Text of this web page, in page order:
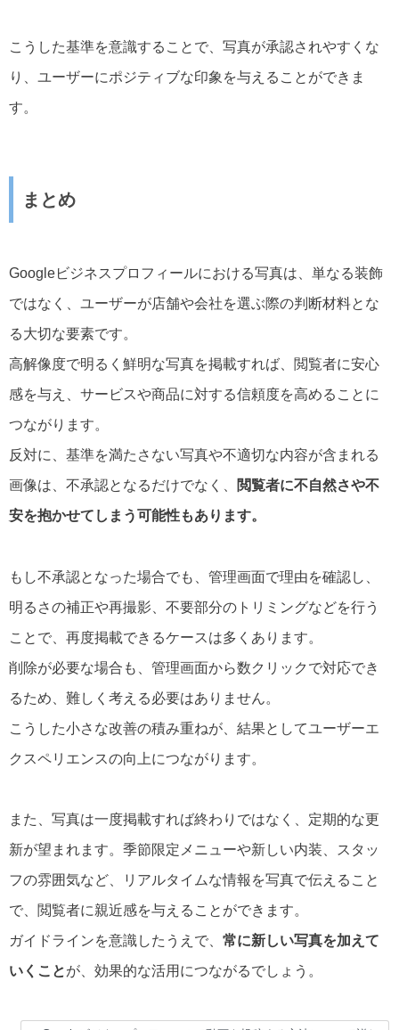
こうした基準を意識することで、写真が承認されやすくな
り、ユーザーにポジティブな印象を与えることができま
す。
まとめ
Googleビジネスプロフィールにおける写真は、単なる装飾
ではなく、ユーザーが店舗や会社を選ぶ際の判断材料とな
る大切な要素です。
高解像度で明るく鮮明な写真を掲載すれば、閲覧者に安心
感を与え、サービスや商品に対する信頼度を高めることに
つながります。
反対に、基準を満たさない写真や不適切な内容が含まれる
画像は、不承認となるだけでなく、
閲覧者に不自然さや不
安を抱かせてしまう可能性もあります。
もし不承認となった場合でも、管理画面で理由を確認し、
明るさの補正や再撮影、不要部分のトリミングなどを行う
ことで、再度掲載できるケースは多くあります。
削除が必要な場合も、管理画面から数クリックで対応でき
るため、難しく考える必要はありません。
こうした小さな改善の積み重ねが、結果としてユーザーエ
クスペリエンスの向上につながります。
また、写真は一度掲載すれば終わりではなく、定期的な更
新が望まれます。季節限定メニューや新しい内装、スタッ
フの雰囲気など、リアルタイムな情報を写真で伝えること
で、閲覧者に親近感を与えることができます。
ガイドラインを意識したうえで、 常に新しい写真を加えて
いくことが、効果的な活用につながるでしょう。